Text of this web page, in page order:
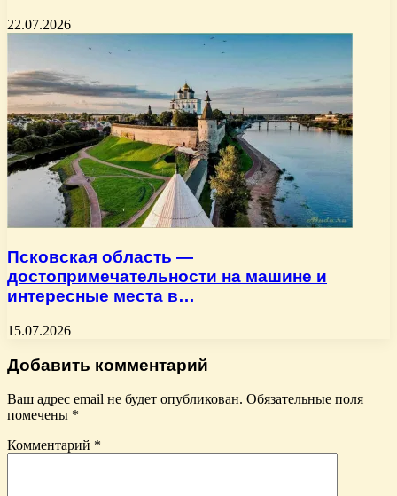
22.07.2026
Псковская область —
достопримечательности на машине и
интересные места в…
15.07.2026
Добавить комментарий
Ваш адрес email не будет опубликован. Обязательные поля
помечены *
Комментарий *